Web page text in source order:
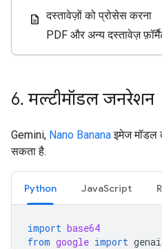
description दस्तावेज़ों को प्रोसेस करना
PDF और अन्य दस्तावेज़
6. मल्टीमॉडल जनरेशन
Gemini, Nano Bananaइमेज मॉडल
सकता है.
Python JavaScript
import base64
from google import genai